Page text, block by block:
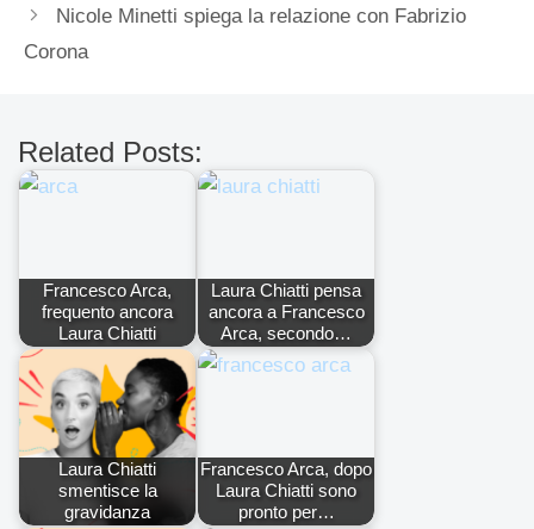
Nicole Minetti spiega la relazione con Fabrizio
Corona
Related Posts:
Francesco Arca,
frequento ancora
Laura Chiatti
Laura Chiatti pensa
ancora a Francesco
Arca, secondo…
Laura Chiatti
smentisce la
gravidanza
Francesco Arca, dopo
Laura Chiatti sono
pronto per…